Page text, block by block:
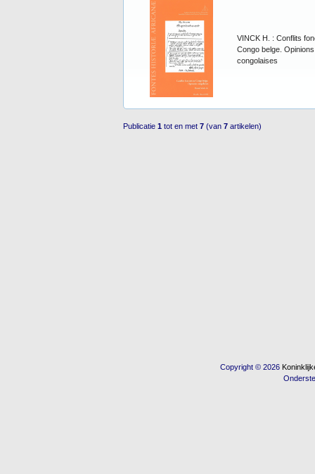
VINCK H. : Conflits
Congo belge. Opinions
congolaises
Publicatie 1 tot en met 7 (van 7 artikelen)
Copyright © 2026